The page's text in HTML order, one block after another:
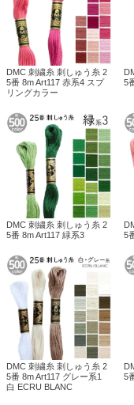
DMC 刺繍糸 刺しゅう糸 2
5番 8m Art117 赤系4 スプ
リングカラー
5
DMC 刺繍糸 刺しゅう糸 2
5番 8m Art117 緑系3
5
DMC 刺繍糸 刺しゅう糸 2
5番 8m Art117 グレー系1
白 ECRU BLANC
5